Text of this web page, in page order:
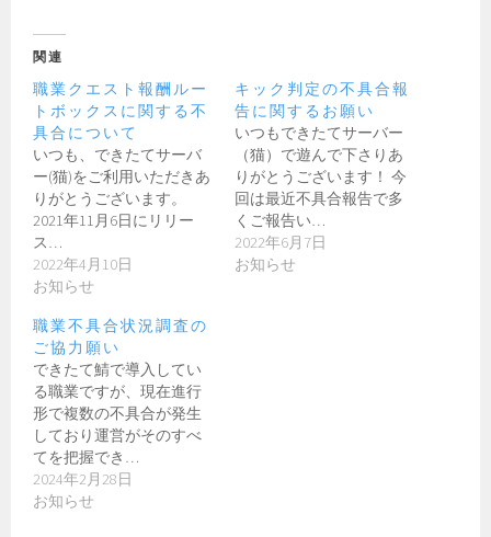
関連
職業クエスト報酬ルー
トボックスに関する不
具合について
いつも、できたてサーバ
ー(猫)をご利用いただきあ
りがとうございます。
2021年11月6日にリリー
ス…
2022年4月10日
お知らせ
キック判定の不具合報
告に関するお願い
いつもできたてサーバー
（猫）で遊んで下さりあ
りがとうございます！ 今
回は最近不具合報告で多
くご報告い…
2022年6月7日
お知らせ
職業不具合状況調査の
ご協力願い
できたて鯖で導入してい
る職業ですが、現在進行
形で複数の不具合が発生
しており運営がそのすべ
てを把握でき…
2024年2月28日
お知らせ